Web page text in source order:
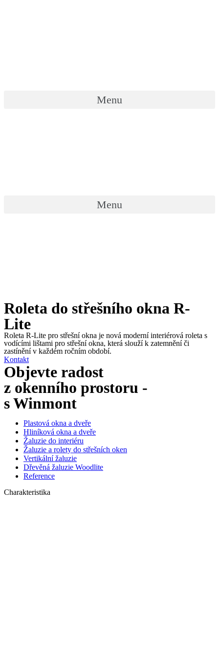
Menu
Menu
Roleta do střešního okna R-
Lite
Roleta R-Lite pro střešní okna je nová moderní interiérová roleta s
vodícími lištami pro střešní okna, která slouží k zatemnění či
zastínění v každém ročním období.
Kontakt
Objevte radost
z okenního prostoru -
s Winmont
Plastová okna a dveře
Hliníková okna a dveře
Žaluzie do interiéru
Žaluzie a rolety do střešních oken
Vertikální žaluzie
Dřevěná žaluzie Woodlite
Reference
Charakteristika